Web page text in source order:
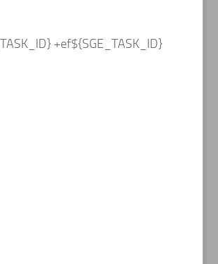
+ef${SGE_TASK_ID}